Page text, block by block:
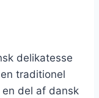
delikatesse
traditionel
del af dansk